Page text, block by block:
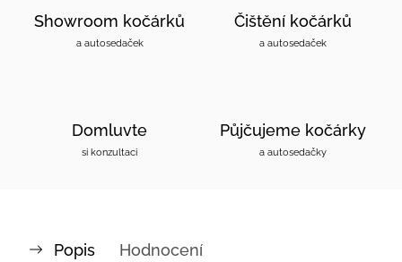
Showroom kočárků
a autosedaček
Čištění kočárků
a autosedaček
Domluvte
si konzultaci
Půjčujeme kočárky
a autosedačky
Popis Hodnocení